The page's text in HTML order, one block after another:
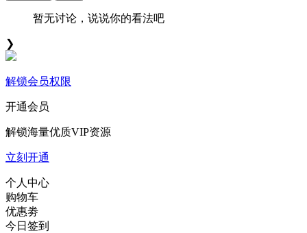
暂无讨论，说说你的看法吧
❯
解锁会员权限
开通会员
解锁海量优质VIP资源
立刻开通
个人中心
购物车
优惠劵
今日签到